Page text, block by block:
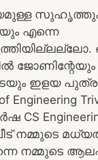
എന്നെ
ജോണിന്റേയും
ഇളയ
Engineering
നമ്മുടെ
നമ്മുടെ